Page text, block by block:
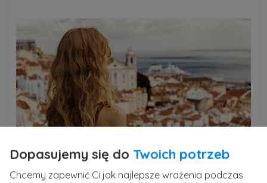
Dopasujemy się do Twoich potrzeb
Chcemy zapewnić Ci jak najlepsze wrażenia podczas